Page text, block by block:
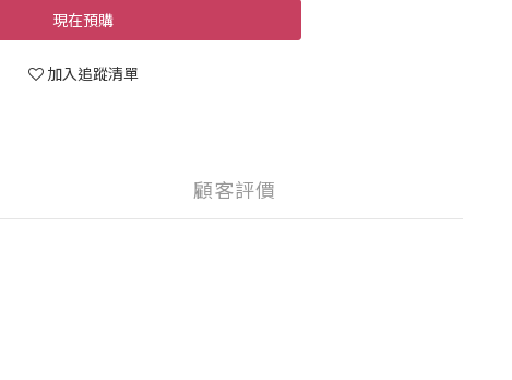
現在預購
加入追蹤清單
顧客評價